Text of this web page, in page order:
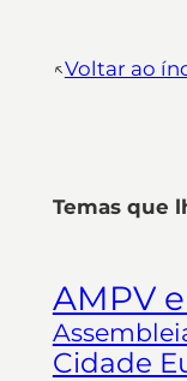
↖︎Voltar ao
Temas que
AMPV
Cidade